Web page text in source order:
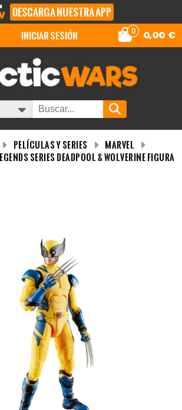
DESCARGA NUESTRA APP
0 0,00 €
iniciar sesión
Películas y Series
MARVEL
Series Deadpool & Wolverine Figura